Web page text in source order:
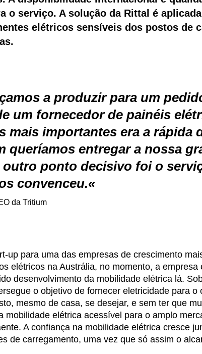
o serviço. A solução da Rittal é
elétricos sensíveis dos postos de
a produzir para um
um fornecedor de painéis
mais importantes era a rápida
queríamos entregar a nossa
outro ponto decisivo foi o
convenceu.
da Tritium
up para uma das empresas de crescimento
elétricos na Austrália, no momento, a
desenvolvimento da mobilidade elétrica lá.
o objetivo de fornecer eletricidade para
mesmo de casa, se desejar, e sem ter que
mobilidade elétrica acessível para o amplo
A confiança na mobilidade elétrica cresce
de carregamento, uma vez que só assim o